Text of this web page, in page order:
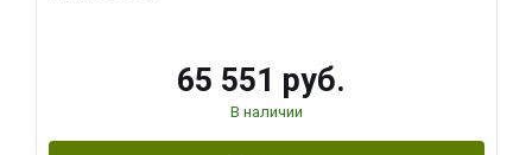
65 551 руб.
В наличии